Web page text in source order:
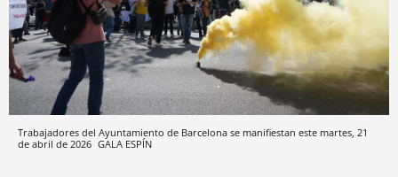
Trabajadores del Ayuntamiento de Barcelona se manifiestan este martes, 21
de abril de 2026 GALA ESPÍN